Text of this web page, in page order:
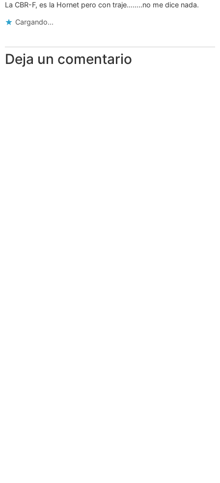
La CBR-F, es la Hornet pero con traje……..no me dice nada.
Cargando...
Deja un comentario